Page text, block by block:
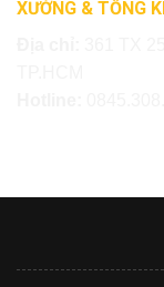
XƯỞNG & TỔNG